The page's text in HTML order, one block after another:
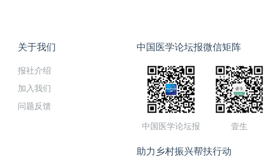
关于我们
报社介绍
加入我们
问题反馈
中国医学论坛报微信矩阵
中国医学论坛报 壹生
助力乡村振兴帮扶行动